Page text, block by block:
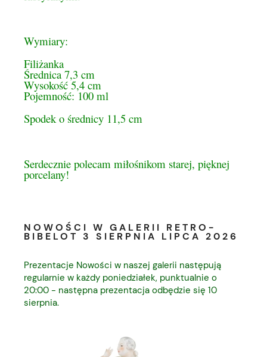
Wymiary:
Filiżanka
Średnica 7,3 cm
Wysokość 5,4 cm
Pojemność: 100 ml
Spodek o średnicy 11,5 cm
Serdecznie polecam miłośnikom starej, pięknej
porcelany!
NOWOŚCI W GALERII RETRO-
BIBELOT 3 SIERPNIA LIPCA 2026
Prezentacje Nowości w naszej galerii następują
regularnie w każdy poniedziałek, punktualnie o
20:00 - następna prezentacja odbędzie się 10
sierpnia.